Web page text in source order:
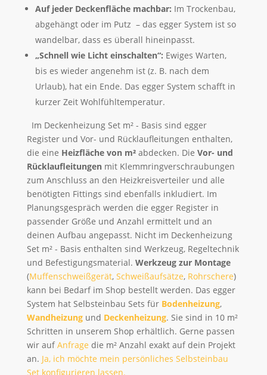
Auf jeder Deckenfläche machbar: Im Trockenbau,
abgehängt oder im Putz – das egger System ist so
wandelbar, dass es überall hineinpasst.
„Schnell wie Licht einschalten“: Ewiges Warten,
bis es wieder angenehm ist (z. B. nach dem
Urlaub), hat ein Ende. Das egger System schafft in
kurzer Zeit Wohlfühltemperatur.
Im Deckenheizung Set m² - Basis sind egger
Register und Vor- und Rücklaufleitungen enthalten,
die eine Heizfläche von m²abdecken. Die Vor- und
Rücklaufleitungen mit Klemmringverschraubungen
zum Anschluss an den Heizkreisverteiler und alle
benötigten Fittings sind ebenfalls inkludiert. Im
Planungsgespräch werden die egger Register in
passender Größe und Anzahl ermittelt und an
deinen Aufbau angepasst. Nicht im Deckenheizung
Set m² - Basis enthalten sind Werkzeug, Regeltechnik
und Befestigungsmaterial. Werkzeug zur Montage
(Muffenschweißgerät, Schweißaufsätze, Rohrschere)
kann bei Bedarf im Shop bestellt werden. Das egger
System hat Selbsteinbau Sets für Bodenheizung,
Wandheizung und Deckenheizung. Sie sind in 10 m²
Schritten in unserem Shop erhältlich. Gerne passen
wir aufAnfrage die m² Anzahl exakt auf dein Projekt
an. Ja, ich möchte mein persönliches Selbsteinbau
Set konfigurieren lassen.